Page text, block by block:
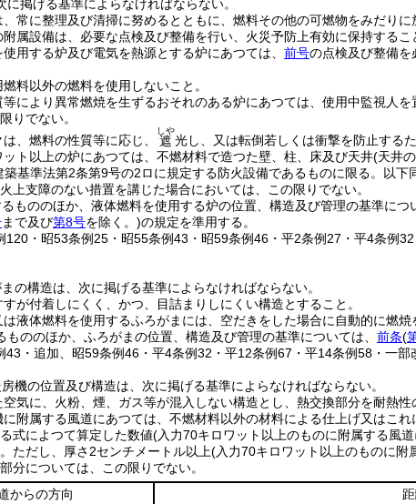
に掲げる基準によらなければならない。
常に整理及び清掃に努めるとともに、燃料その他の可燃物をみだりに
属設備は、必要な点検及び整備を行い、火災予防上有効に保持するこ
用する炉及び電気を熱源とする炉にあつては、 前号の点検及び整備を
料以外の燃料を使用しないこと。
により異常燃焼を生ずるおそれのある炉にあつては、使用中監視人を
りでない。
、燃料の性質等に応じ、 遮
しや
光し、又は転倒若しくは衝撃を防止する
ット以上の炉にあつては、不燃材料で造つた壁、柱、床及び天井(天井
築基準法第2条第9号の2ロに規定する防火設備であるものに限る。以下
上支障のない措置を講じた場合においては、この限りでない。
もののほか、液体燃料を使用する炉の位置、構造及び管理の基準につ
まで及び第8号を除く。)の規定を準用する。
120・昭53条例25・昭55条例43・昭59条例46・平2条例27・平4条例
の構造は、次に掲げる基準によらなければならない。
が付着しにくく、かつ、目詰まりしにくい構造とすること。
液体燃料を使用するふろがまには、空だきをした場合に自動的に燃焼
もののほか、ふろがまの位置、構造及び管理の基準については、 前条(
43・追加、昭59条例46・平4条例32・平12条例67・平14条例58・一部
機の位置及び構造は、次に掲げる基準によらなければならない。
空気に、火粉、煙、ガス等が混入しない構造とし、熱交換部分を耐熱性
附属する風道にあつては、不燃材料以外の材料による仕上げ又はこ
式によつて算定した数値(入力70キロワット以上のものに附属する風
ただし、厚さ2センチメートル以上(入力70キロワット以上のものに附
分については、この限りでない。
からの方向